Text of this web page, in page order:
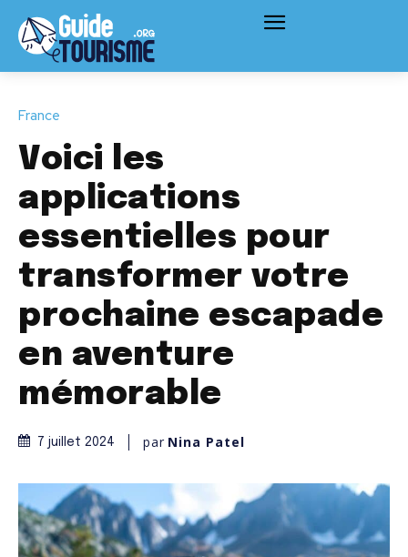
France
Voici les
applications
essentielles pour
transformer votre
prochaine escapade
en aventure
mémorable
7 juillet 2024 par Nina Patel